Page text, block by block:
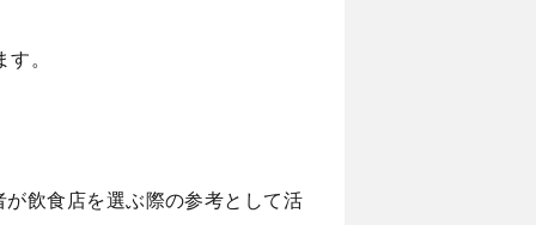
。
飲食店を選ぶ際の参考として活